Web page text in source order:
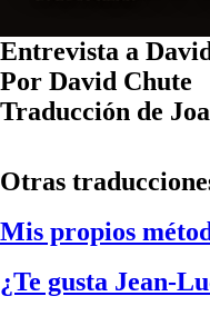
Entrevista a
Por David Chute
Traducción de
Otras
Mis propios
¿Te gusta Jean-